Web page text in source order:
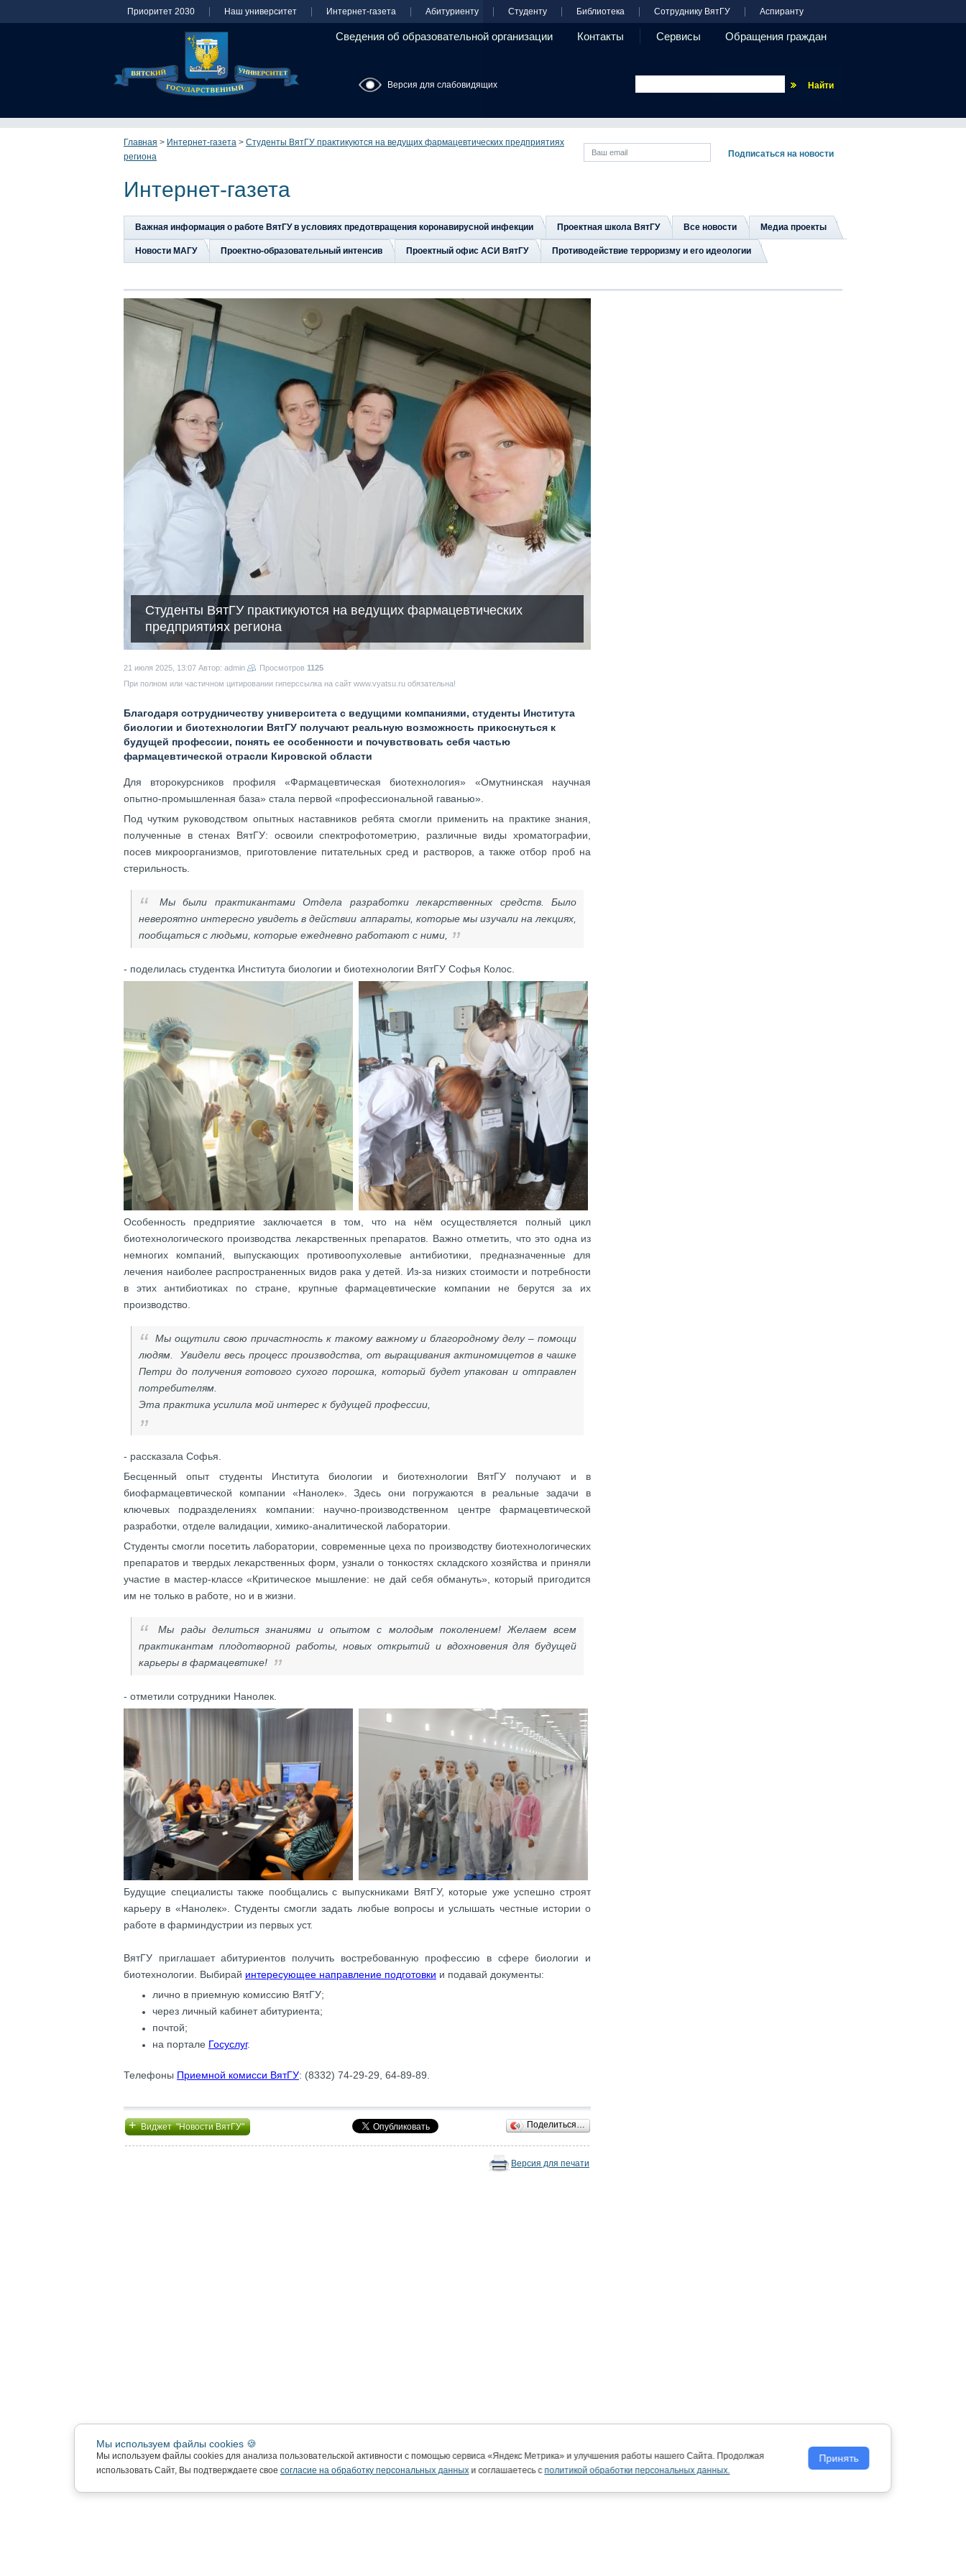
Приоритет 2030 Наш университет Интернет-газета Абитуриенту Студенту Библиотека Сотруднику ВятГУ Аспиранту
Сведения об образовательной организации Контакты Сервисы Обращения граждан
Версия для слабовидящих
Главная > Интернет-газета > Студенты ВятГУ практикуются на ведущих фармацевтических предприятиях
региона
Интернет-газета
Важная информация о работе ВятГУ в условиях предотвращения коронавирусной инфекции Проектная школа ВятГУ Все новости Медиа проекты
Новости МАГУ Проектно-образовательный интенсив Проектный офис АСИ ВятГУ Противодействие терроризму и его идеологии
Студенты ВятГУ практикуются на ведущих фармацевтических
предприятиях региона
21 июля 2025, 13:07 Автор: admin Просмотров 1125
При полном или частичном цитировании гиперссылка на сайт www.vyatsu.ru обязательна!
Благодаря сотрудничеству университета с ведущими компаниями, студенты Института
биологии и биотехнологии ВятГУ получают реальную возможность прикоснуться к
будущей профессии, понять ее особенности и почувствовать себя частью
фармацевтической отрасли Кировской области
Для второкурсников профиля «Фармацевтическая биотехнология» «Омутнинская научная
опытно-промышленная база» стала первой «профессиональной гаванью».
Под чутким руководством опытных наставников ребята смогли применить на практике знания,
полученные в стенах ВятГУ: освоили спектрофотометрию, различные виды хроматографии,
посев микроорганизмов, приготовление питательных сред и растворов, а также отбор проб на
стерильность.
Мы были практикантами Отдела разработки лекарственных средств. Было
невероятно интересно увидеть в действии аппараты, которые мы изучали на лекциях,
пообщаться с людьми, которые ежедневно работают с ними,
- поделилась студентка Института биологии и биотехнологии ВятГУ Софья Колос.
Особенность предприятие заключается в том, что на нём осуществляется полный цикл
биотехнологического производства лекарственных препаратов. Важно отметить, что это одна из
немногих компаний, выпускающих противоопухолевые антибиотики, предназначенные для
лечения наиболее распространенных видов рака у детей. Из-за низких стоимости и потребности
в этих антибиотиках по стране, крупные фармацевтические компании не берутся за их
производство.
Мы ощутили свою причастность к такому важному и благородному делу – помощи
людям. Увидели весь процесс производства, от выращивания актиномицетов в чашке
Петри до получения готового сухого порошка, который будет упакован и отправлен
потребителям.
Эта практика усилила мой интерес к будущей профессии,
- рассказала Софья.
Бесценный опыт студенты Института биологии и биотехнологии ВятГУ получают и в
биофармацевтической компании «Нанолек». Здесь они погружаются в реальные задачи в
ключевых подразделениях компании: научно-производственном центре фармацевтической
разработки, отделе валидации, химико-аналитической лаборатории.
Студенты смогли посетить лаборатории, современные цеха по производству биотехнологических
препаратов и твердых лекарственных форм, узнали о тонкостях складского хозяйства и приняли
участие в мастер-классе «Критическое мышление: не дай себя обмануть», который пригодится
им не только в работе, но и в жизни.
Мы рады делиться знаниями и опытом с молодым поколением! Желаем всем
практикантам плодотворной работы, новых открытий и вдохновения для будущей
карьеры в фармацевтике!
- отметили сотрудники Нанолек.
Будущие специалисты также пообщались с выпускниками ВятГУ, которые уже успешно строят
карьеру в «Нанолек». Студенты смогли задать любые вопросы и услышать честные истории о
работе в фарминдустрии из первых уст.
ВятГУ приглашает абитуриентов получить востребованную профессию в сфере биологии и
биотехнологии. Выбирай интересующее направление подготовки и подавай документы:
лично в приемную комиссию ВятГУ;
через личный кабинет абитуриента;
почтой;
на портале Госуслуг.
Телефоны Приемной комисси ВятГУ: (8332) 74-29-29, 64-89-89.
+Виджет "Новости ВятГУ" Поделиться…
Версия для печати
Мы используем файлы cookies 🍪
Мы используем файлы cookies для анализа пользовательской активности с помощью сервиса «Яндекс Метрика» и улучшения работы нашего Сайта. Продолжая
использовать Сайт, Вы подтверждаете своесогласие на обработку персональных данныхи соглашаетесь сполитикой обработки персональных данных.
Принять